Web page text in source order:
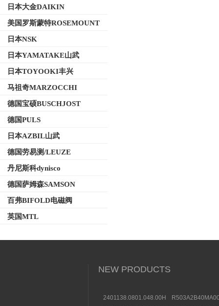
日本大金DAIKIN
美国罗斯蒙特ROSEMOUNT
日本NSK
日本YAMATAKE山武
日本TOYOOKI丰兴
马祖奇MARZOCCHI
德国宝硕BUSCHJOST
德国PULS
日本AZBIL山武
德国劳易测/LEUZE
丹尼斯科dynisco
德国萨姆森SAMSON
百弗BIFOLD电磁阀
英国MTL
NEW PRODUCTS
2401138.0801.048.00HERION